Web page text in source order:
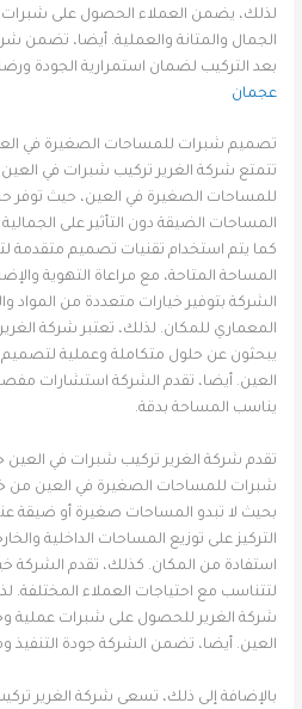
لذلك، يضمن العملاء الحصول على شبرات
الجمال والمتانة والعملية. أيضا، تضمن
بعد التركيب لضمان استمرارية الجودة ورضا
عجمان
تصميم شبرات للمساحات الصغيرة في
تتمتع شركة الغرير تركيب شبرات في
للمساحات الصغيرة في العين، حيث توفر
المساحات الضيقة دون التأثير على
كما يتم استخدام تقنيات تصميم متقدمة
المساحة المتاحة، مع مراعاة التهوية
الشركة بتوفير خيارات متعددة من المواد
المعماري للمكان. لذلك، تعتبر شركة الغرير
يبحثون عن حلول متكاملة وعملية
العين. أيضا، تقدم الشركة استشارات
يناسب المساحة بدقة.
تقدم شركة الغرير تركيب شبرات في
شبرات للمساحات الصغيرة في العين من
بحيث لا تبدو المساحات صغيرة أو ضيقة
التركيز على توزيع المساحات الداخلية
استفادة من المكان. كذلك، تقدم الشركة
لتتناسب مع احتياجات العملاء المختلفة.
شركة الغرير للحصول على شبرات عملية
العين. أيضا، تضمن الشركة جودة التنفيذ
بالإضافة إلى ذلك، تسعى شركة الغرير